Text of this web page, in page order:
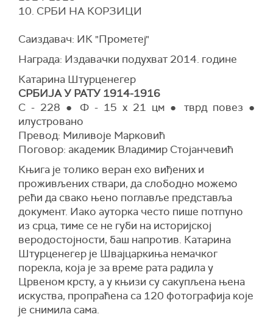
10. СРБИ НА КОРЗИЦИ
Саиздавач: ИК "Прометеј"
Награда: Издавачки подухват 2014. године
Катарина Штурценегер
СРБИЈА У РАТУ 1914-1916
С - 228 ● Ф - 15 x 21 цм ● тврд повез ●
илустровано
Превод: Миливоје Марковић
Поговор: академик Владимир Стојанчевић
Књига је толико веран ехо виђених и
проживљених ствари, да слободно можемо
рећи да свако њено поглавље представља
документ. Иако ауторка често пише потпуно
из срца, тиме се не губи на историјској
веродостојности, баш напротив. Катарина
Штурценегер је Швајцаркиња немачког
порекла, која је за време рата радила у
Црвеном крсту, а у књизи су сакупљена њена
искуства, пропраћена са 120 фотографија које
је снимила сама.